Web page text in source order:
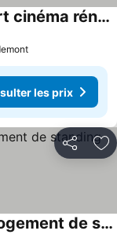
Proche de Nancy centre, appart cinéma rénové avec parking gratuit
les prix
Partager
Les perchoirs de Stanislas 1 - logement de standing hyper centre